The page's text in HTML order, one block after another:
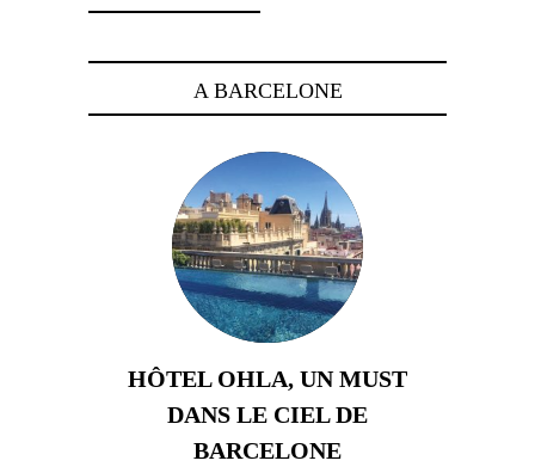
A BARCELONE
HÔTEL OHLA, UN MUST
DANS LE CIEL DE
BARCELONE